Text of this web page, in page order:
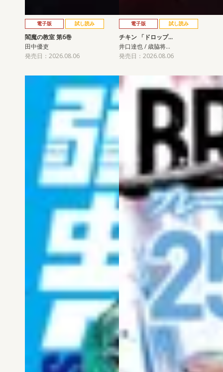
電子版 試し読み
閻魔の教室 第6巻
田中優吏
発売日：2026.08.06
電子版 試し読み
チキン 「ドロップ…
井口達也 / 歳脇将…
発売日：2026.08.06